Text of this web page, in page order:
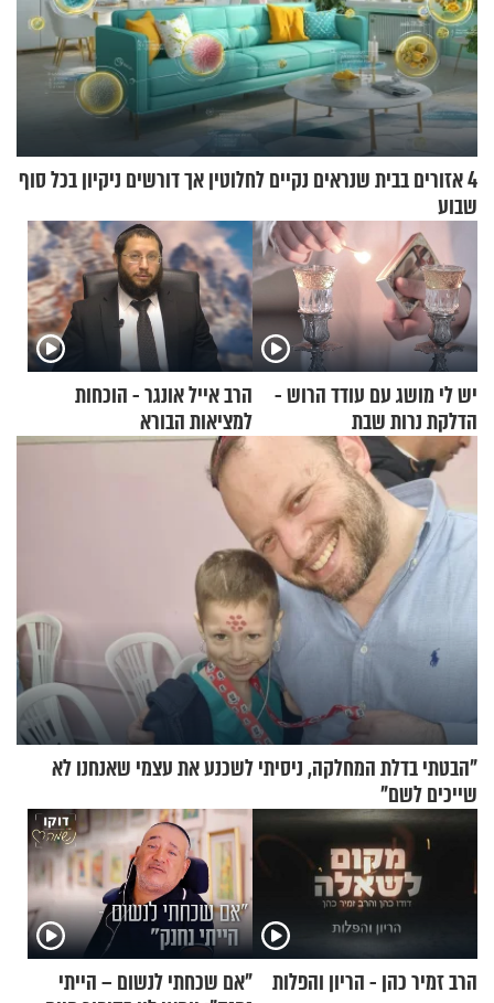
4 אזורים בבית שנראים נקיים לחלוטין אך דורשים ניקיון בכל סוף
שבוע
יש לי מושג עם עודד הרוש -
הדלקת נרות שבת
הרב אייל אונגר - הוכחות
למציאות הבורא
"הבטתי בדלת המחלקה, ניסיתי לשכנע את עצמי שאנחנו לא
שייכים לשם"
הרב זמיר כהן - הריון והפלות
"אם שכחתי לנשום – הייתי